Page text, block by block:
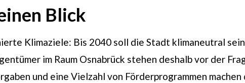
Blick
Klimaziele: Bis 2040 soll die Stadt klimaneutral
im Raum Osnabrück stehen deshalb vor der
und eine Vielzahl von Förderprogrammen